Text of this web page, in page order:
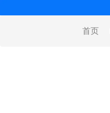
首页